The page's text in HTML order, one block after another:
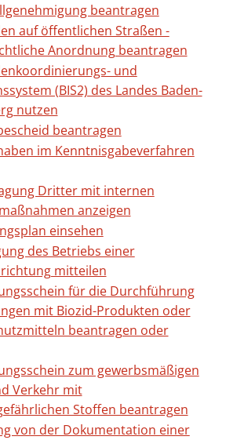
beantragen
auf öffentlichen Straßen -
Anordnung beantragen
und
(BIS2) des Landes Baden-
nutzen
beantragen
im Kenntnisgabeverfahren
Dritter mit internen
anzeigen
einsehen
des Betriebs einer
mitteilen
für die Durchführung
mit Biozid-Produkten oder
beantragen oder
zum gewerbsmäßigen
Verkehr mit
Stoffen beantragen
von der Dokumentation einer